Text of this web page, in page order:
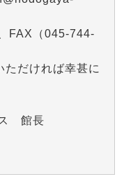
FAX（045-744-
だければ幸甚に
ス 館長